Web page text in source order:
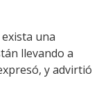
una
llevando a
y advirtió